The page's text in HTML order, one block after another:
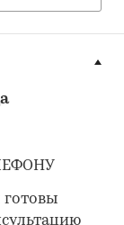
готовы